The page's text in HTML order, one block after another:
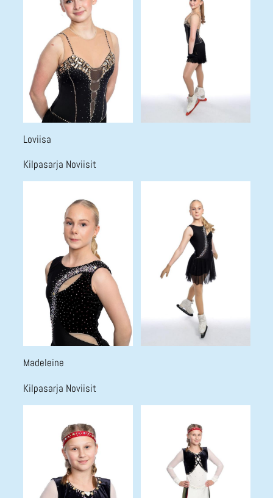
Loviisa
Kilpasarja Noviisit
Madeleine
Kilpasarja Noviisit